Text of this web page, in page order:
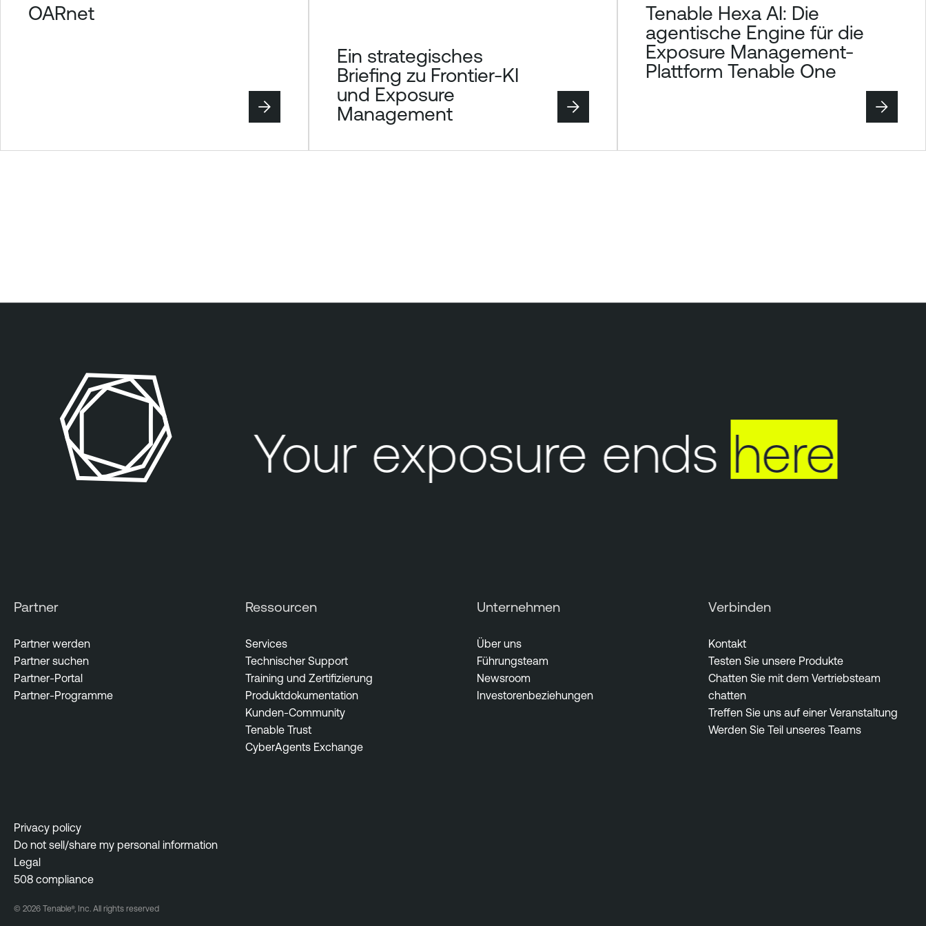
OARnet
Ein strategisches
Briefing zu Frontier-KI
und Exposure
Management
Tenable Hexa AI: Die
agentische Engine für die
Exposure Management-
Plattform Tenable One
Your exposure endshere
Partner
Partner werden
Partner suchen
Partner-Portal
Partner-Programme
Ressourcen
Services
Technischer Support
Training und Zertifizierung
Produktdokumentation
Kunden-Community
Tenable Trust
CyberAgents Exchange
Unternehmen
Über uns
Führungsteam
Newsroom
Investorenbeziehungen
Verbinden
Kontakt
Testen Sie unsere Produkte
Chatten Sie mit dem Vertriebsteam
chatten
Treffen Sie uns auf einer Veranstaltung
Werden Sie Teil unseres Teams
Privacy policy
Do not sell/share my personal information
Legal
508 compliance
© 2026 Tenable®, Inc. All rights reserved